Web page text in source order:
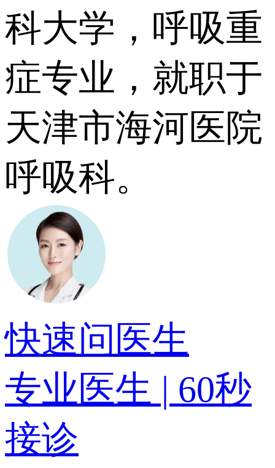
科大学，呼吸重
症专业，就职于
天津市海河医院
呼吸科。
快速问医生
专业医生 | 60秒
接诊